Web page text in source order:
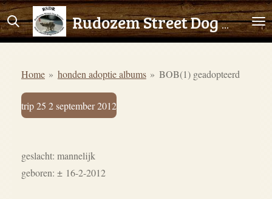
Ga
direct
hoofdinhoud
Rudozem Street Dog Rescue
Home » honden adoptie albums » BOB(1) geadopteerd
trip 25 2 september 2012
geslacht: mannelijk
geboren: ± 16-2-2012